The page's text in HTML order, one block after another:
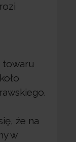
towaru
że na
w